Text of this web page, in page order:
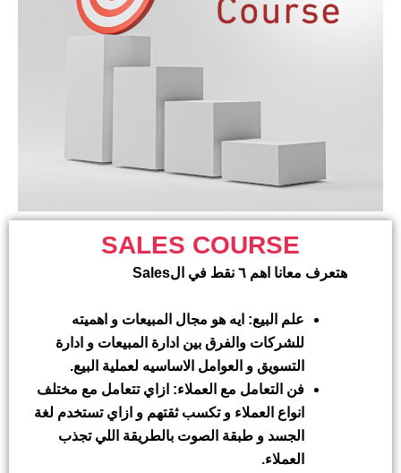
SALES COURSE
هتعرف معانا اهم ٦ نقط في ال Sales
علم البيع: ايه هو مجال المبيعات و اهميته
للشركات والفرق بين ادارة المبيعات و ادارة
التسويق و العوامل الاساسيه لعملية البيع.
فن التعامل مع العملاء: ازاي تتعامل مع مختلف
انواع العملاء و تكسب ثقتهم و ازاي تستخدم لغة
الجسد و طبقة الصوت بالطريقة اللي تجذب